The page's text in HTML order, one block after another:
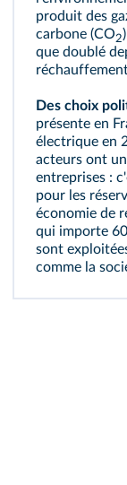
produit des
carbone (CO2
que doublé
Des choix
présente en
électrique en
acteurs ont
entreprises :
pour les
économie de
qui importe
sont
comme la